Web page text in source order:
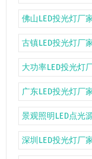
佛山LED投光灯厂
古镇LED投光灯厂
大功率LED投光灯
广东LED投光灯厂
景观照明LED点光
深圳LED投光灯厂